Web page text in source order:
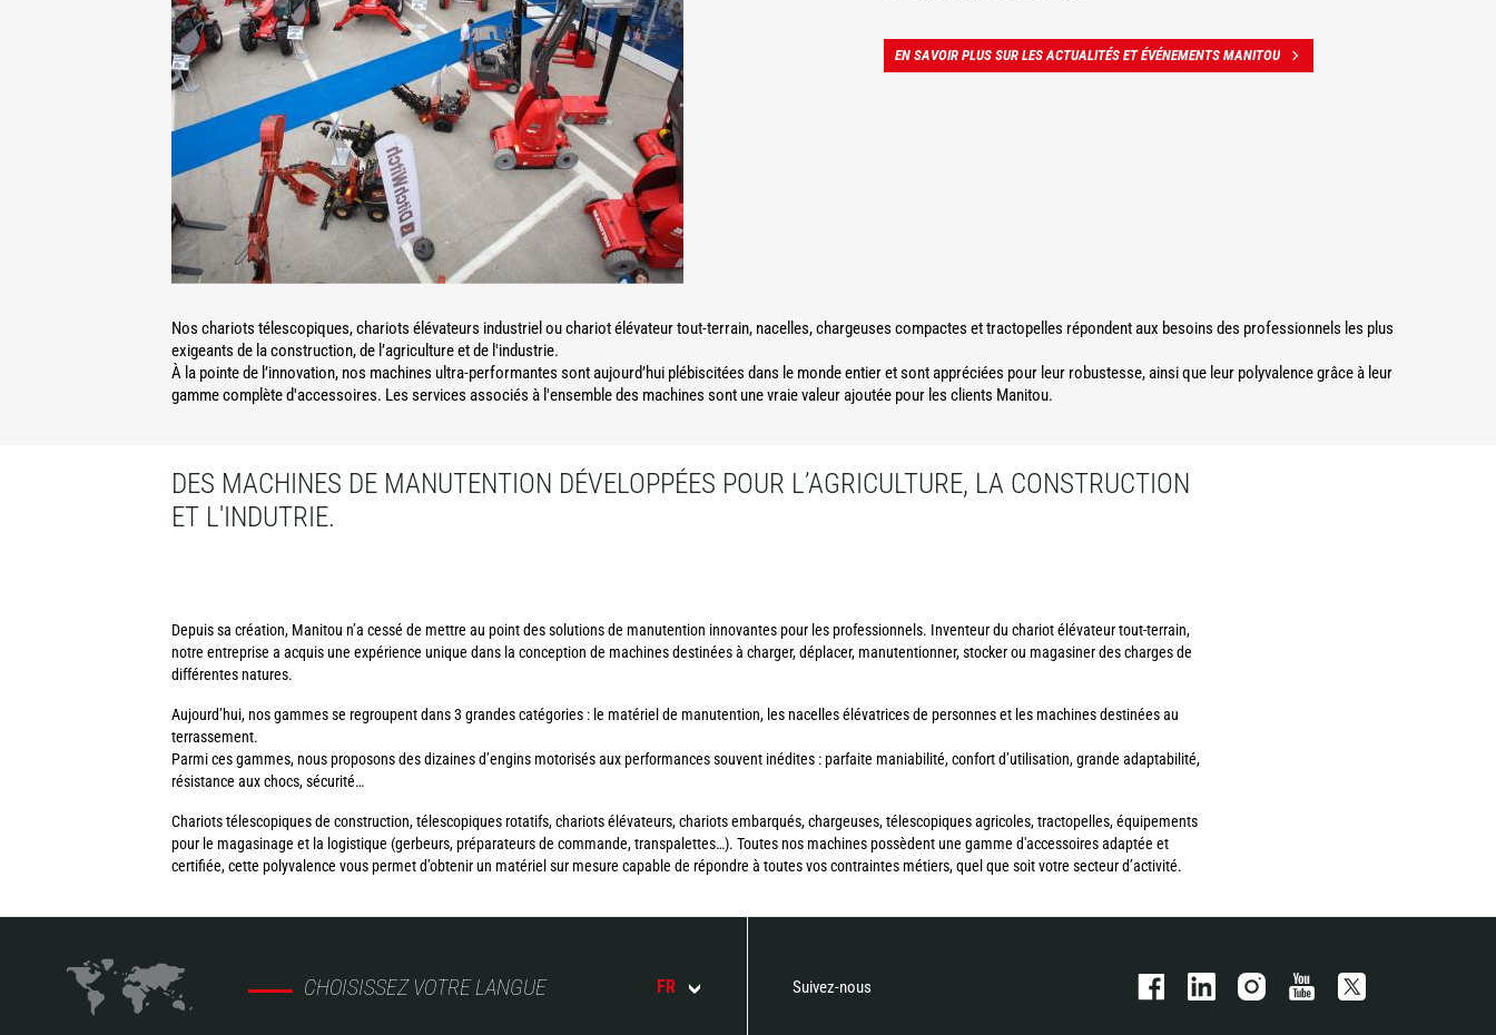
EN SAVOIR PLUS SUR LES ACTUALITÉS ET ÉVÉNEMENTS MANITOU
Nos chariots télescopiques, chariots élévateurs industriel ou chariot élévateur tout-terrain, nacelles, chargeuses compactes et tractopelles répondent aux besoins des professionnels les plus
exigeants de la construction, de l’agriculture et de l'industrie.
À la pointe de l’innovation, nos machines ultra-performantes sont aujourd’hui plébiscitées dans le monde entier et sont appréciées pour leur robustesse, ainsi que leur polyvalence grâce à leur
gamme complète d'accessoires. Les services associés à l'ensemble des machines sont une vraie valeur ajoutée pour les clients Manitou.
DES MACHINES DE MANUTENTION DÉVELOPPÉES POUR L’AGRICULTURE, LA CONSTRUCTION
ET L'INDUTRIE.
Depuis sa création, Manitou n’a cessé de mettre au point des solutions de manutention innovantes pour les professionnels. Inventeur du chariot élévateur tout-terrain,
notre entreprise a acquis une expérience unique dans la conception de machines destinées à charger, déplacer, manutentionner, stocker ou magasiner des charges de
différentes natures.
Aujourd’hui, nos gammes se regroupent dans 3 grandes catégories : le matériel de manutention, les nacelles élévatrices de personnes et les machines destinées au
terrassement.
Parmi ces gammes, nous proposons des dizaines d’engins motorisés aux performances souvent inédites : parfaite maniabilité, confort d’utilisation, grande adaptabilité,
résistance aux chocs, sécurité…
Chariots télescopiques de construction, télescopiques rotatifs, chariots élévateurs, chariots embarqués, chargeuses, télescopiques agricoles, tractopelles, équipements
pour le magasinage et la logistique (gerbeurs, préparateurs de commande, transpalettes…). Toutes nos machines possèdent une gamme d'accessoires adaptée et
certifiée, cette polyvalence vous permet d’obtenir un matériel sur mesure capable de répondre à toutes vos contraintes métiers, quel que soit votre secteur d’activité.
CHOISISSEZ VOTRE LANGUE FR Suivez-nous